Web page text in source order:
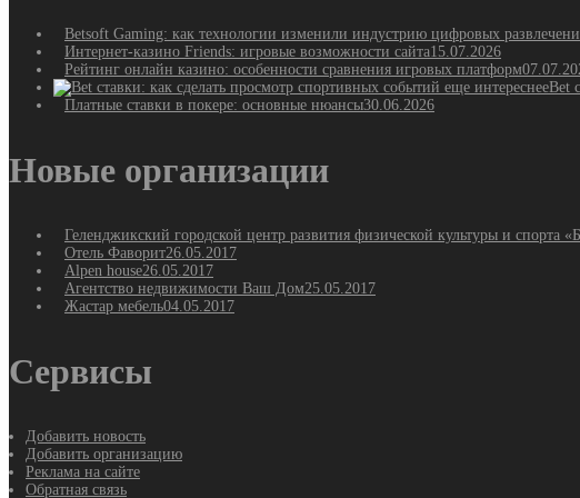
Betsoft Gaming: как технологии изменили индустрию цифровых
Интернет-казино Friends: игровые возможности сайта15.07.2026
Рейтинг онлайн казино: особенности сравнения игровых платформ
Bet
Платные ставки в покере: основные нюансы30.06.2026
Новые организации
Геленджикский городской центр развития физической культуры и спорта
Отель Фаворит26.05.2017
Alpen house26.05.2017
Агентство недвижимости Ваш Дом25.05.2017
Жастар мебель04.05.2017
Сервисы
Добавить новость
Добавить организацию
Реклама на сайте
Обратная связь